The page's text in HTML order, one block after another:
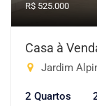
R$ 525.000
Casa à
Jardim
2 Quartos